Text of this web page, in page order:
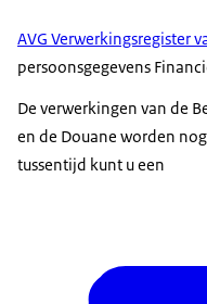
AVG Verwerkingsregister
persoonsgegevens
De verwerkingen van de
en de Douane worden
tussentijd kunt u een